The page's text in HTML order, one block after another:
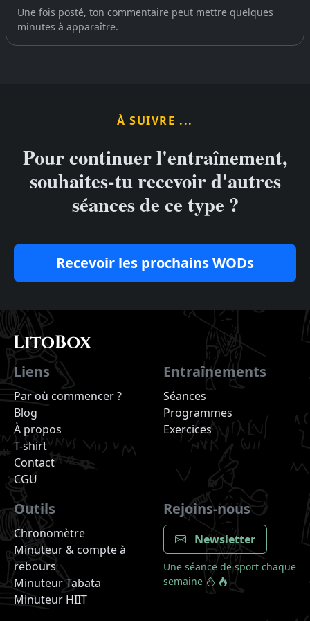
Une fois posté, ton commentaire peut mettre quelques
minutes à apparaître.
À SUIVRE ...
Pour continuer l'entraînement,
souhaites-tu recevoir d'autres
séances de ce type ?
Recevoir les prochains WODs
Liens
Par où commencer ?
Blog
À propos
T-shirt
Contact
CGU
Entraînements
Séances
Programmes
Exercices
Outils
Chronomètre
Minuteur & compte à
rebours
Minuteur Tabata
Minuteur HIIT
Rejoins-nous
Newsletter
Une séance de sport chaque
semaine